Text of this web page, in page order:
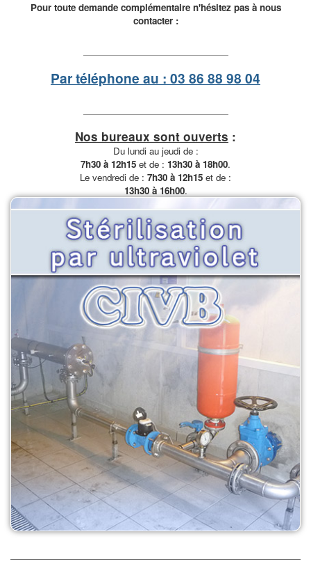
Pour toute demande complémentaire n'hésitez pas à nous
contacter :
Par téléphone au : 03 86 88 98 04
Nos bureaux sont ouverts :
Du lundi au jeudi de :
7h30 à 12h15 et de : 13h30 à 18h00.
Le vendredi de : 7h30 à 12h15 et de :
13h30 à 16h00.